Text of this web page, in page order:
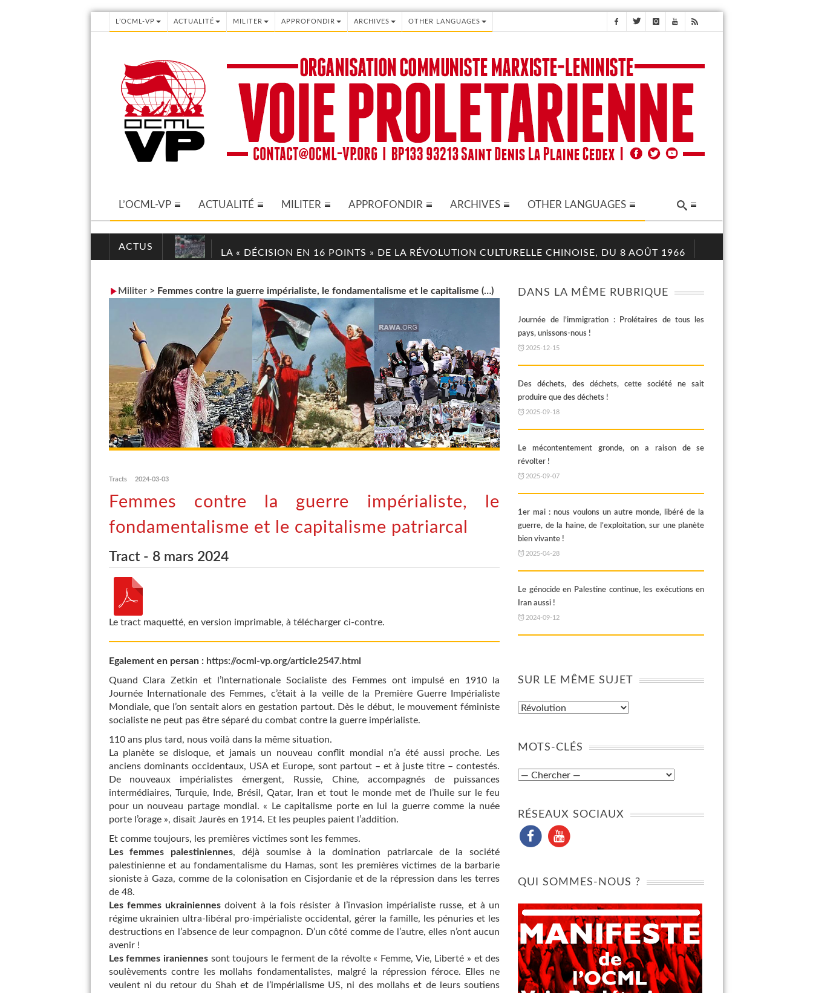
L’OCML-VP ACTUALITÉ MILITER APPROFONDIR ARCHIVES OTHER LANGUAGES
L’OCML-VP ACTUALITÉ MILITER APPROFONDIR ARCHIVES OTHER LANGUAGES
ACTUS
LA « DÉCISION EN 16 POINTS » DE LA RÉVOLUTION CULTURELLE CHINOISE, DU 8 AOÛT 1966
Militer> Femmes contre la guerre impérialiste, le fondamentalisme et le capitalisme (…)
Tracts 2024-03-03
Femmes contre la guerre impérialiste, le
fondamentalisme et le capitalisme patriarcal
Tract - 8 mars 2024
Le tract maquetté, en version imprimable, à télécharger ci-contre.
Egalement en persan : https://ocml-vp.org/article2547.html
Quand Clara Zetkin et l’Internationale Socialiste des Femmes ont impulsé en 1910 la
Journée Internationale des Femmes, c’était à la veille de la Première Guerre Impérialiste
Mondiale, que l’on sentait alors en gestation partout. Dès le début, le mouvement féministe
socialiste ne peut pas être séparé du combat contre la guerre impérialiste.
110 ans plus tard, nous voilà dans la même situation.
La planète se disloque, et jamais un nouveau conflit mondial n’a été aussi proche. Les
anciens dominants occidentaux, USA et Europe, sont partout – et à juste titre – contestés.
De nouveaux impérialistes émergent, Russie, Chine, accompagnés de puissances
intermédiaires, Turquie, Inde, Brésil, Qatar, Iran et tout le monde met de l’huile sur le feu
pour un nouveau partage mondial. « Le capitalisme porte en lui la guerre comme la nuée
porte l’orage », disait Jaurès en 1914. Et les peuples paient l’addition.
Et comme toujours, les premières victimes sont les femmes.
Les femmes palestiniennes, déjà soumise à la domination patriarcale de la société
palestinienne et au fondamentalisme du Hamas, sont les premières victimes de la barbarie
sioniste à Gaza, comme de la colonisation en Cisjordanie et de la répression dans les terres
de 48.
Les femmes ukrainiennes doivent à la fois résister à l’invasion impérialiste russe, et à un
régime ukrainien ultra-libéral pro-impérialiste occidental, gérer la famille, les pénuries et les
destructions en l’absence de leur compagnon. D’un côté comme de l’autre, elles n’ont aucun
avenir !
Les femmes iraniennessont toujours le ferment de la révolte « Femme, Vie, Liberté » et des
soulèvements contre les mollahs fondamentalistes, malgré la répression féroce. Elles ne
veulent ni du retour du Shah et de l’impérialisme US, ni des mollahs et de leurs soutiens
DANS LA MÊME RUBRIQUE
Journée de l’immigration : Prolétaires de tous les
pays, unissons-nous !
2025-12-15
Des déchets, des déchets, cette société ne sait
produire que des déchets !
2025-09-18
Le mécontentement gronde, on a raison de se
révolter !
2025-09-07
1er mai : nous voulons un autre monde, libéré de la
guerre, de la haine, de l’exploitation, sur une planète
bien vivante !
2025-04-28
Le génocide en Palestine continue, les exécutions en
Iran aussi !
2024-09-12
SUR LE MÊME SUJET
MOTS-CLÉS
RÉSEAUX SOCIAUX
QUI SOMMES-NOUS ?